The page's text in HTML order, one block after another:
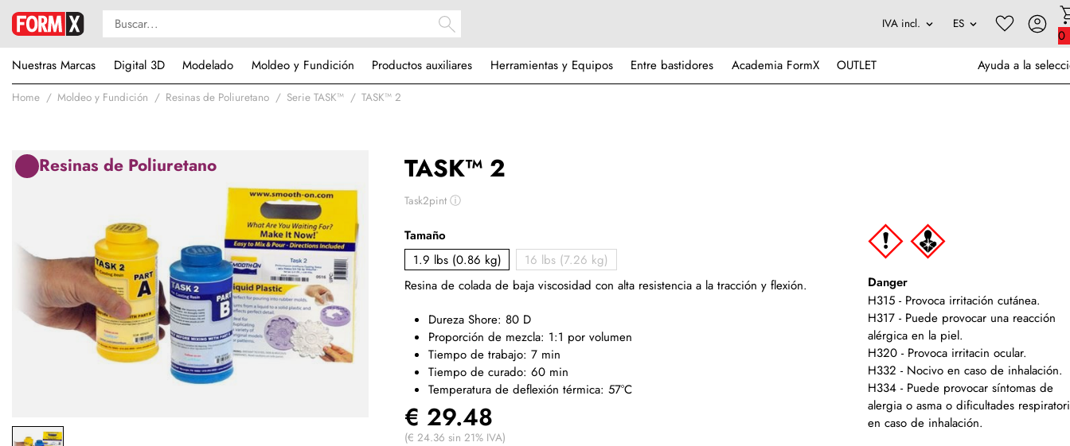
0
Nuestras Marcas
Digital 3D Modelado Moldeo y Fundición Productos auxiliares Herramientas y Equipos Entre bastidores Academia FormX OUTLET Ayuda a la
Home Moldeo y Fundición Resinas de Poliuretano Serie TASK™ TASK™ 2
TASK™ 2
Task2pint ⓘ
Resinas de Poliuretano
Tamaño
1.9 lbs (0.86 kg)
16 lbs (7.26 kg)
Resina de colada de baja viscosidad con alta resistencia a la tracción y flexión.
Dureza Shore: 80 D
Proporción de mezcla: 1:1 por volumen
Tiempo de trabajo: 7 min
Tiempo de curado: 60 min
Temperatura de deflexión térmica: 57°C
Danger
H315 - Provoca irritación cutánea.
H317 - Puede provocar una reacción
alérgica en la piel.
H320 - Provoca irritacin ocular.
H332 - Nocivo en caso de inhalación.
H334 - Puede provocar síntomas de
alergia o asma o dificultades
en caso de inhalación.
€ 29.48
(€ 24.36 sin 21% IVA)